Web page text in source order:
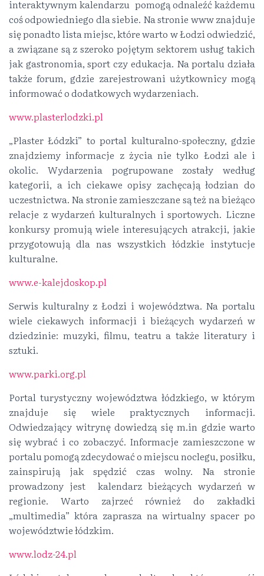
interaktywnym kalendarzu pomogą odnaleźć każdemu
coś odpowiedniego dla siebie. Na stronie www znajduje
się ponadto lista miejsc, które warto w Łodzi odwiedzić,
a związane są z szeroko pojętym sektorem usług takich
jak gastronomia, sport czy edukacja. Na portalu działa
także forum, gdzie zarejestrowani użytkownicy mogą
informować o dodatkowych wydarzeniach.
www.plasterlodzki.pl
„Plaster Łódzki” to portal kulturalno-społeczny, gdzie
znajdziemy informacje z życia nie tylko Łodzi ale i
okolic. Wydarzenia pogrupowane zostały według
kategorii, a ich ciekawe opisy zachęcają łodzian do
uczestnictwa. Na stronie zamieszczane są też na bieżąco
relacje z wydarzeń kulturalnych i sportowych. Liczne
konkursy promują wiele interesujących atrakcji, jakie
przygotowują dla nas wszystkich łódzkie instytucje
kulturalne.
www.e-kalejdoskop.pl
Serwis kulturalny z Łodzi i województwa. Na portalu
wiele ciekawych informacji i bieżących wydarzeń w
dziedzinie: muzyki, filmu, teatru a także literatury i
sztuki.
www.parki.org.pl
Portal turystyczny województwa łódzkiego, w którym
znajduje się wiele praktycznych informacji.
Odwiedzający witrynę dowiedzą się m.in gdzie warto
się wybrać i co zobaczyć. Informacje zamieszczone w
portalu pomogą zdecydować o miejscu noclegu, posiłku,
zainspirują jak spędzić czas wolny. Na stronie
prowadzony jest kalendarz bieżących wydarzeń w
regionie. Warto zajrzeć również do zakładki
„multimedia” która zaprasza na wirtualny spacer po
województwie łódzkim.
www.lodz-24.pl